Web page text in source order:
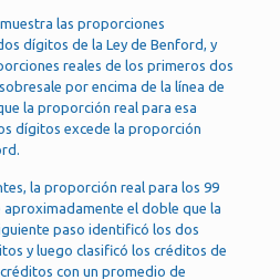
las proporciones
dígitos de la Ley de Benford, y
reales de los primeros dos
por encima de la línea de
la proporción real para esa
dígitos excede la proporción
la proporción real para los 99
aproximadamente el doble que la
paso identificó los dos
y luego clasificó los créditos de
con un promedio de